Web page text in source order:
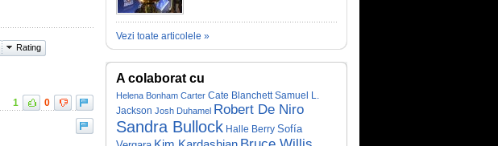
Rating
1
0
Vezi toate articolele »
A colaborat cu
Helena Bonham Carter Cate Blanchett Samuel L.
Jackson Josh Duhamel Robert De Niro
Sandra Bullock Halle Berry Sofía